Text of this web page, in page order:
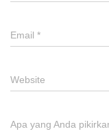
Email *
Website
Apa yang Anda